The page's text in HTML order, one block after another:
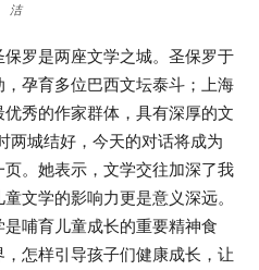
洁
罗是两座文学之城。圣保罗于
孕育多位巴西文坛泰斗；上海
秀的作家群体，具有深厚的文
两城结好，今天的对话将成为
。她表示，文学交往加深了我
文学的影响力更是意义深远。
哺育儿童成长的重要精神食
怎样引导孩子们健康成长，让